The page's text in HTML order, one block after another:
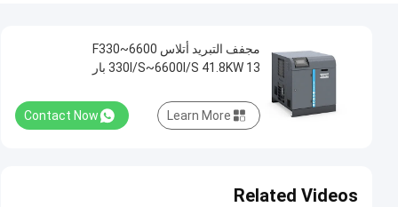
مجفف التبريد أتلاس F330~6600
330l/S~6600l/S 41.8KW 13 بار
Contact Now Learn More
Related Videos